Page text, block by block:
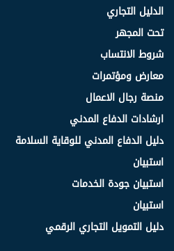
الدليل التجاري
تحت المجهر
شروط الانتساب
معارض ومؤتمرات
منصة رجال الاعمال
ارشادات الدفاع المدني
دليل الدفاع المدني للوقاية السلامة
استبيان
استبيان جودة الخدمات
استبيان
دليل التمويل التجاري الرقمي